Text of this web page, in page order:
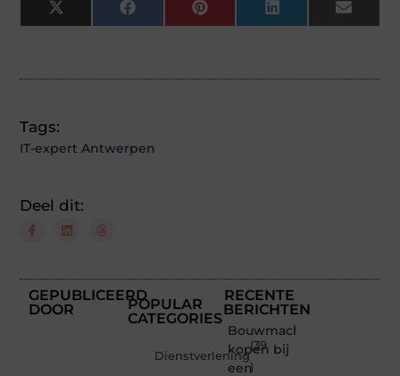
X
(Twitter)
FacebookPinterestLinkedInEmail
Tags:
IT-expert Antwerpen
Deel dit:
GEPUBLICEERD
DOOR
POPULAR
CATEGORIES
Dienstverlening
(39
)
RECENTE
BERICHTEN
Bouwmachines
kopen bij
een